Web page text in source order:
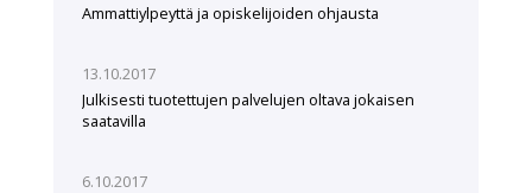
Ammattiylpeyttä ja opiskelijoiden ohjausta
13.10.2017
Julkisesti tuotettujen palvelujen oltava jokaisen
saatavilla
6.10.2017